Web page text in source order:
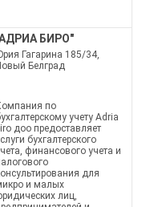
БИРО"
Гагарина 185/34,
Белград
по
учету Adria
доо предоставляет
бухгалтерского
финансового учета и
для
и малых
лиц,